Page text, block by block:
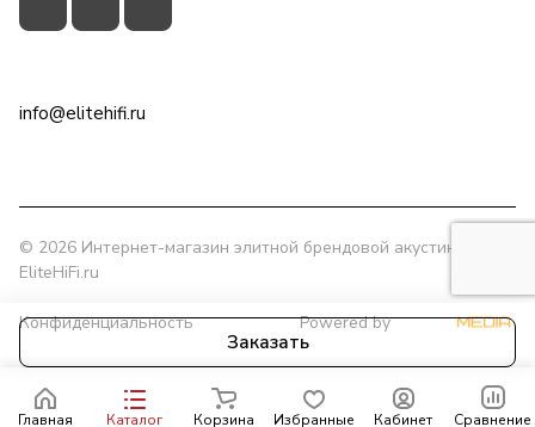
Заказать
Главная Каталог Корзина Избранные Кабинет Сравнение
info@elitehifi.ru
© 2026 Интернет-магазин элитной брендовой акустики
EliteHiFi.ru
Конфиденциальность Powered by